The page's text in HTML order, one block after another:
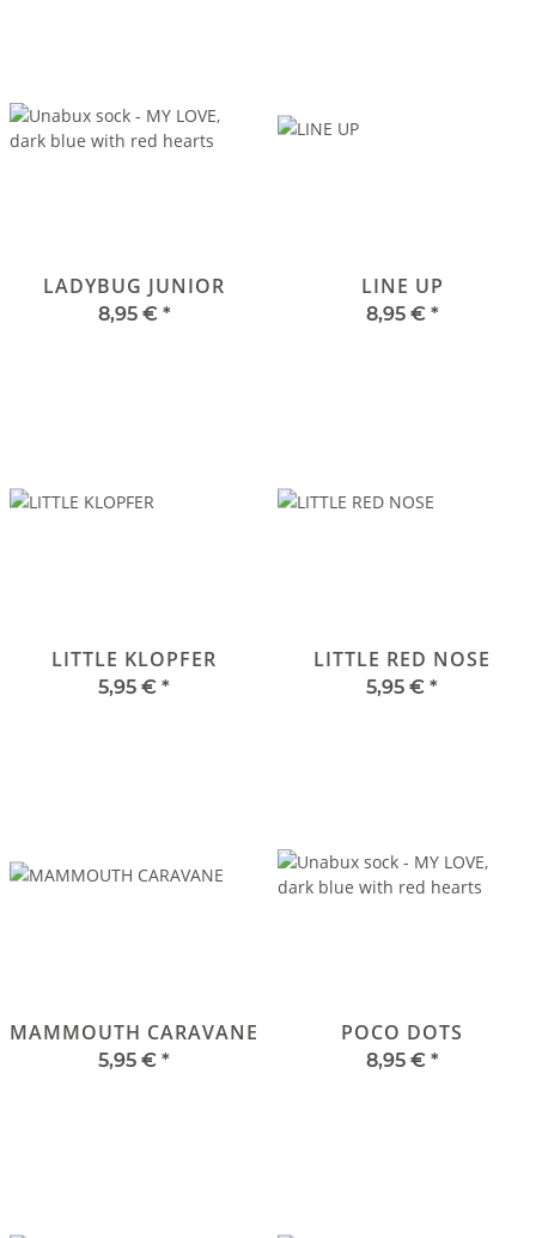
LADYBUG JUNIOR
8,95 € *
LINE UP
8,95 € *
LITTLE KLOPFER
5,95 € *
LITTLE RED NOSE
5,95 € *
MAMMOUTH CARAVANE
5,95 € *
POCO DOTS
8,95 € *